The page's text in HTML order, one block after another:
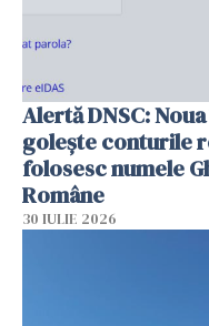
Alertă DNSC:
golește conturile
folosesc numele
Române
30 IULIE 2026